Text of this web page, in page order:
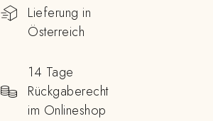
Lieferung in
Österreich
14 Tage
Rückgaberecht
im Onlineshop